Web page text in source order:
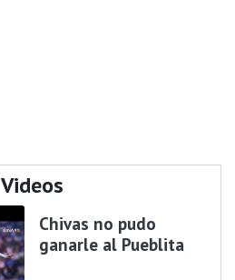
Videos
Chivas no pudo
ganarle al Pueblita